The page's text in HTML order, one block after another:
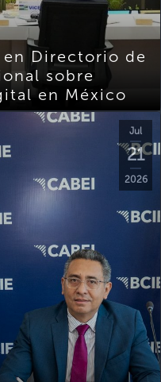
en Directorio de
sobre
en México
Jul
21
2026